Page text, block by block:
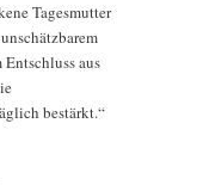
Tagesmutter
aus
bestärkt.“